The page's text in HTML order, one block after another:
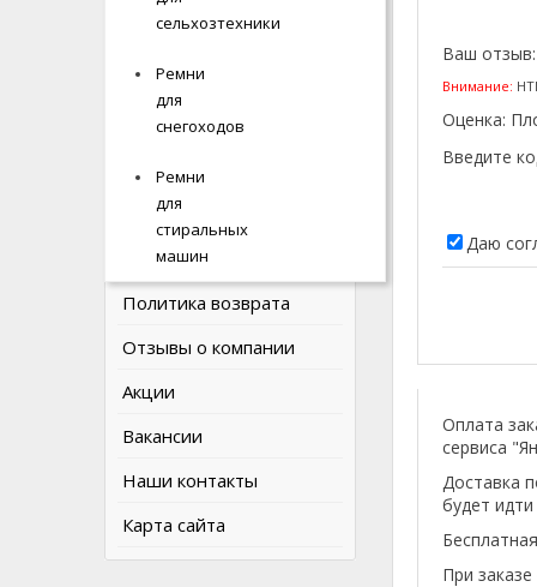
сельхозтехники
Ремни
для
снегоходов
Ремни
для
стиральных
машин
сельхозтехники
Ремни
для
снегоходов
Ремни
для
стиральных
машин
ИНФОРМАЦИЯ
О компании
Наши соцсети
Оплата и доставка
Политика Безопасности
Условия соглашения
Политика возврата
Отзывы о компании
Акции
Вакансии
Наши контакты
Карта сайта
Ваш отзыв:
Внимание:
Оценка:
Введите
Даю
Оплата
сервиса
Доставка
будет
При